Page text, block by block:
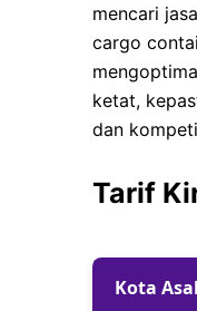
mencari
cargo
ketat,
dan
Tarif
Kota Asal